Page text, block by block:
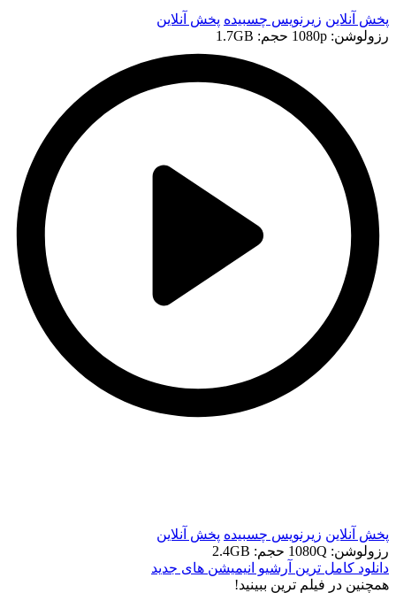
پخش آنلاین زیرنویس چسبیده پخش آنلاین
رزولوشن: 1080p
حجم: 1.7GB
پخش آنلاین زیرنویس چسبیده پخش آنلاین
رزولوشن: 1080Q
حجم: 2.4GB
دانلود کامل ترین آرشیو انیمیشن های جدید
همچنين در فيلم ترين ببينيد!